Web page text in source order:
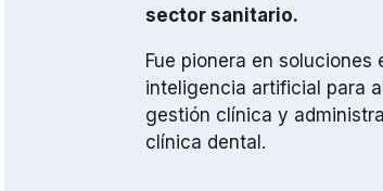
sector sanitario.
Fue pionera en
inteligencia artificial para
gestión clínica y
clínica dental.